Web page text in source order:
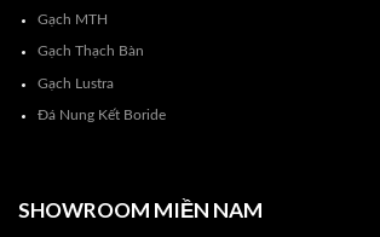
Gạch MTH
Gạch Thạch Bàn
Gạch Lustra
Đá Nung Kết Boride
SHOWROOM MIỀN NAM